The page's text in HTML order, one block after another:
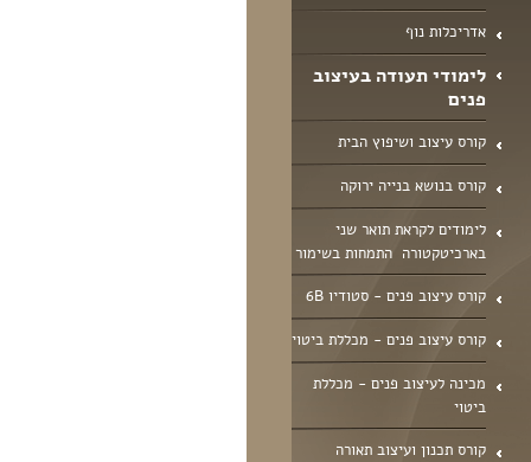
אדריכלות נוף
לימודי תעודה בעיצוב
פנים
קורס עיצוב ושיפוץ הבית
קורס בנושא בנייה ירוקה
לימודים לקראת תואר שני
בארכיטקטורה  התמחות בשימור
קורס עיצוב פנים - סטודיו 6B
קורס עיצוב פנים - מכללת ביטוי
מכינה לעיצוב פנים - מכללת
ביטוי
קורס תכנון ועיצוב תאורה